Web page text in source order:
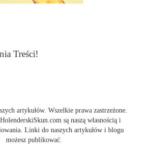
Treści!
artykułów. Wszelkie prawa zastrzeżone.
są naszą własnością i
Linki do naszych artykułów i blogu
możesz publikować.